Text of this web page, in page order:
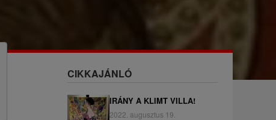
CIKKAJÁNLÓ
IRÁNY A KLIMT VILLA!
2022. augusztus 19.